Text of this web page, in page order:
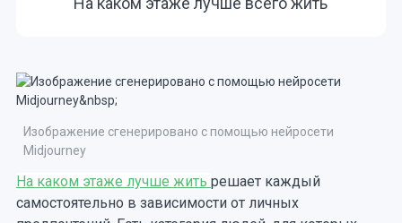
Изображение сгенерировано с помощью нейросети
Midjourney
На каком этаже лучше жить решает каждый
самостоятельно в зависимости от личных